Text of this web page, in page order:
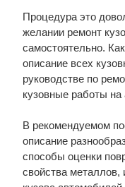
Процедура это
желании ремонт
самостоятельно.
описание всех
руководстве по
кузовные работы
В рекомендуемом
описание
способы оценки
свойства металлов,